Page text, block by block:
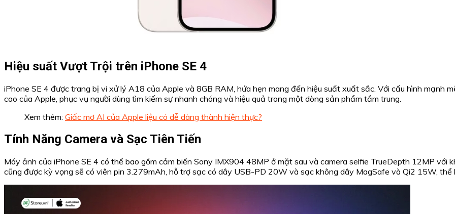
Hiệu suất Vượt Trội trên iPhone SE 4
iPhone SE 4 được trang bị vi xử lý A18 của Apple và 8GB RAM, hứa hẹn mang đến hiệu suất xuất sắc. Với cấu hình mạnh
cao của Apple, phục vụ người dùng tìm kiếm sự nhanh chóng và hiệu quả trong một dòng sản phẩm tầm trung.
Xem thêm: Giấc mơ AI của Apple liệu có dễ dàng thành hiện thực?
Tính Năng Camera và Sạc Tiên Tiến
Máy ảnh của iPhone SE 4 có thể bao gồm cảm biến Sony IMX904 48MP ở mặt sau và camera selfie TrueDepth 12MP
cũng được kỳ vọng sẽ có viên pin 3.279mAh, hỗ trợ sạc có dây USB-PD 20W và sạc không dây MagSafe và Qi2 15W, thể